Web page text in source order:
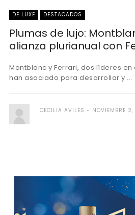
DE LUXE DESTACADOS
Plumas de lujo:
alianza plurianual con
Montblanc y Ferrari, dos líderes
han asociado para desarrollar y ...
CECILIA AVILES NOVIEMBRE